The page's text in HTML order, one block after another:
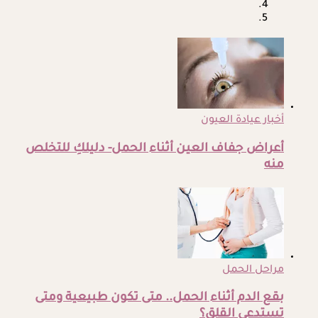
أخبار عيادة العيون
أعراض جفاف العين أثناء الحمل- دليلكِ للتخلص
منه
مراحل الحمل
بقع الدم أثناء الحمل.. متى تكون طبيعية ومتى
تستدعي القلق؟